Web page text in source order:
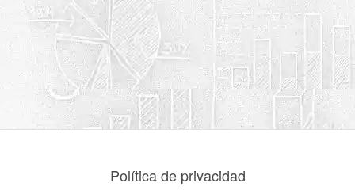
Política de privacidad